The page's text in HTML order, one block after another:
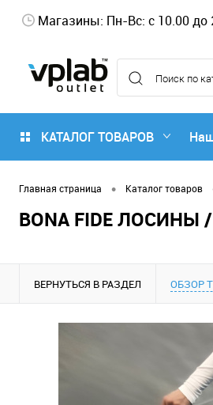
Магазины: Пн-Вс: с 10.00 до
КАТАЛОГ ТОВАРОВ
Главная страница • Каталог товаров
BONA FIDE ЛОСИНЫ /
ВЕРНУТЬСЯ В РАЗДЕЛ ОБЗОР